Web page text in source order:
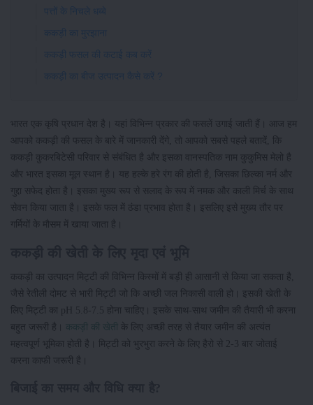
पत्तों के निचले धब्बे
ककड़ी का मुरझाना
ककड़ी फसल की कटाई कब करें
ककड़ी का बीज उत्पादन कैसे करें ?
भारत एक कृषि प्रधान देश है। यहां विभिन्न प्रकार की फसलें उगाई जाती हैं। आज हम
आपको ककड़ी की फसल के बारे में जानकारी देंगे, तो आपको सबसे पहले बतादें, कि
ककड़ी कुकरबिटेसी परिवार से संबंधित है और इसका वानस्पतिक नाम कुकुमिस मेलो है
और भारत इसका मूल स्थान है। यह हल्के हरे रंग की होती है, जिसका छिल्का नर्म और
गुद्दा सफेद होता है। इसका मुख्य रूप से सलाद के रूप में नमक और काली मिर्च के साथ
सेवन किया जाता है। इसके फल में ठंडा प्रभाव होता है। इसलिए इसे मुख्य तौर पर
गर्मियों के मौसम में खाया जाता है।
ककड़ी का उत्पादन मिट्टी की विभिन्न किस्मों में बड़ी ही आसानी से किया जा सकता है,
जैसे रेतीली दोमट से भारी मिट्टी जो कि अच्छी जल निकासी वाली हो। इसकी खेती के
लिए मिट्टी का pH 5.8-7.5 होना चाहिए। इसके साथ-साथ जमीन की तैयारी भी करना
बहुत जरूरी है।
ककड़ी की खेती
के लिए अच्छी तरह से तैयार जमीन की अत्यंत
महत्वपूर्ण भूमिका होती है। मिट्टी को भुरभुरा करने के लिए हैरो से 2-3 बार जोताई
करना काफी जरूरी है।